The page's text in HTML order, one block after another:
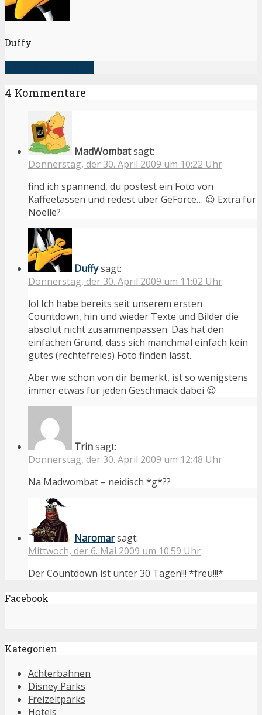
Duffy
4 Kommentare
MadWombatsagt:
Donnerstag, der 30. April 2009 um 10:22 Uhr
find ich spannend, du postest ein Foto von
Kaffeetassen und redest über GeForce… 😉 Extra für
Noelle?
Duffysagt:
Donnerstag, der 30. April 2009 um 11:02 Uhr
lol Ich habe bereits seit unserem ersten
Countdown, hin und wieder Texte und Bilder die
absolut nicht zusammenpassen. Das hat den
einfachen Grund, dass sich manchmal einfach kein
gutes (rechtefreies) Foto finden lässt.
Aber wie schon von dir bemerkt, ist so wenigstens
immer etwas für jeden Geschmack dabei 😉
Trinsagt:
Donnerstag, der 30. April 2009 um 12:48 Uhr
Na Madwombat – neidisch *g*??
Naromarsagt:
Mittwoch, der 6. Mai 2009 um 10:59 Uhr
Der Countdown ist unter 30 Tagen!!! *freu!!!*
Facebook
Kategorien
Achterbahnen
Disney Parks
Freizeitparks
Hotels